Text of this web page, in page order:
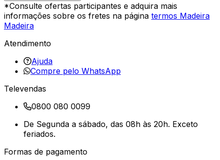
*Consulte ofertas participantes e adquira mais
informações sobre os fretes na página termos Madeira
Madeira
Atendimento
Ajuda
Compre pelo WhatsApp
Televendas
0800 080 0099
De Segunda a sábado, das 08h às 20h. Exceto
feriados.
Formas de pagamento